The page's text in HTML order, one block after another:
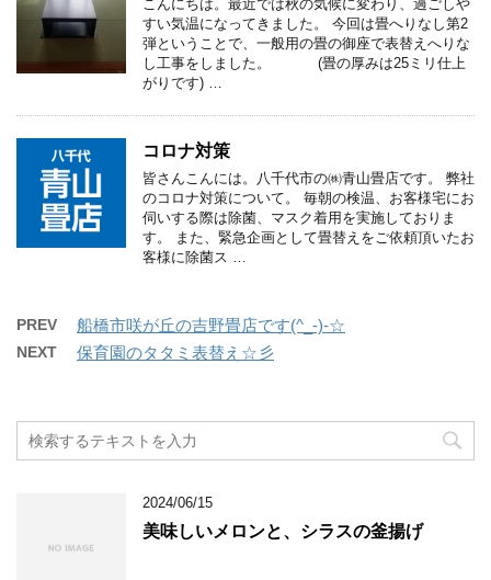
こんにちは。最近では秋の気候に変わり、過ごしや
すい気温になってきました。 今回は畳へりなし第2
弾ということで、一般用の畳の御座で表替えへりな
し工事をしました。 (畳の厚みは25ミリ仕上
がりです) …
コロナ対策
皆さんこんには。八千代市の㈱青山畳店です。 弊社
のコロナ対策について。 毎朝の検温、お客様宅にお
伺いする際は除菌、マスク着用を実施しておりま
す。 また、緊急企画として畳替えをご依頼頂いたお
客様に除菌ス …
PREV 船橋市咲が丘の吉野畳店です(^_-)-☆
NEXT 保育園のタタミ表替え☆彡
2024/06/15
美味しいメロンと、シラスの釜揚げ